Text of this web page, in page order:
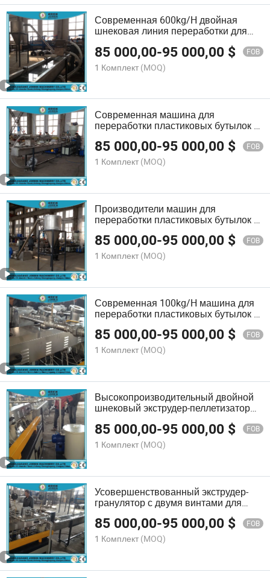
Современная 600kg/H двойная
шнековая линия переработки для
85 000,00-95 000,00 $ FOB
1 Комплект (MOQ)
Современная машина для
переработки пластиковых бутылок с
грануляцией для экологически
чистого производства пеллет
85 000,00-95 000,00 $ FOB
1 Комплект (MOQ)
Производители машин для
переработки пластиковых бутылок в
85 000,00-95 000,00 $ FOB
1 Комплект (MOQ)
Современная 100kg/H машина для
переработки пластиковых бутылок с
эффективным пеллетированием
85 000,00-95 000,00 $ FOB
1 Комплект (MOQ)
Высокопроизводительный двойной
шнековый экструдер-пеллетизатор
85 000,00-95 000,00 $ FOB
1 Комплект (MOQ)
Усовершенствованный экструдер-
гранулятор с двумя винтами для
переработки бутылок из ПЭТ, ПП,
ПЭ
85 000,00-95 000,00 $ FOB
1 Комплект (MOQ)